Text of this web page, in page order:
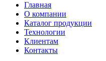
Главная
О компании
Каталог продукции
Технологии
Клиентам
Контакты